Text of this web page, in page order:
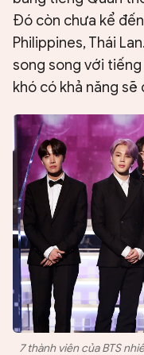
Đó còn chưa kể
Philippines, Thái
song song với
khó có khả năng sẽ
7 thành viên của BTS